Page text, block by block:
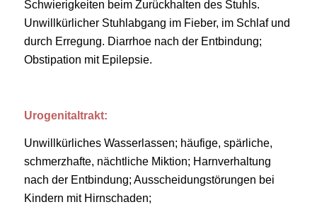
Schwierigkeiten beim Zurückhalten des Stuhls.
Unwillkürlicher Stuhlabgang im Fieber, im Schlaf und
durch Erregung. Diarrhoe nach der Entbindung;
Obstipation mit Epilepsie.
Urogenitaltrakt:
Unwillkürliches Wasserlassen; häufige, spärliche,
schmerzhafte, nächtliche Miktion; Harnverhaltung
nach der Entbindung; Ausscheidungstörungen bei
Kindern mit Hirnschaden;